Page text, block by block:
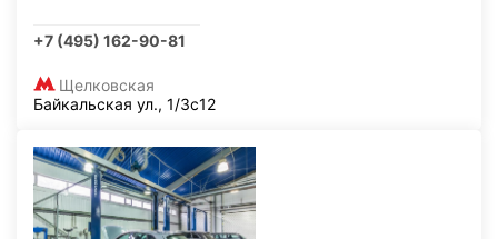
+7 (495) 162-90-81
Щелковская
Байкальская ул., 1/3с12